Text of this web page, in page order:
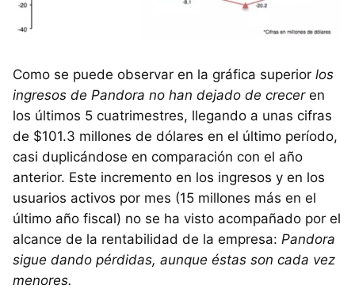
Como se puede observar en la gráfica superior los
ingresos de Pandora no han dejado de creceren
los últimos 5 cuatrimestres, llegando a unas cifras
de $101.3 millones de dólares en el último período,
casi duplicándose en comparación con el año
anterior. Este incremento en los ingresos y en los
usuarios activos por mes (15 millones más en el
último año fiscal) no se ha visto acompañado por el
alcance de la rentabilidad de la empresa: Pandora
sigue dando pérdidas, aunque éstas son cada vez
menores.